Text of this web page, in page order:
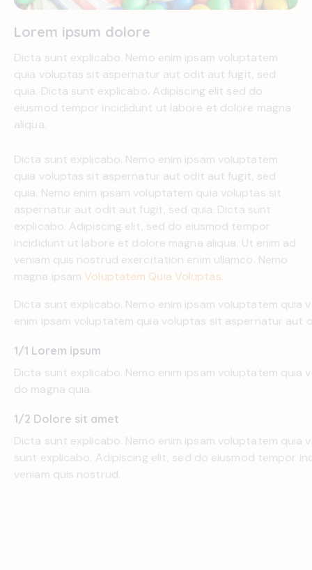
Lorem ipsum dolore
Dicta sunt explicabo. Nemo enim ipsam voluptatem
quia voluptas sit aspernatur aut odit aut fugit, sed
quia. Dicta sunt explicabo. Adipiscing elit sed do
eiusmod tempor incididunt ut labore et dolore magna
aliqua.
Dicta sunt explicabo. Nemo enim ipsam voluptatem
quia voluptas sit aspernatur aut odit aut fugit, sed
quia. Nemo enim ipsam voluptatem quia voluptas sit
aspernatur aut odit aut fugit, sed quia. Dicta sunt
explicabo. Adipiscing elit, sed do eiusmod tempor
incididunt ut labore et dolore magna aliqua. Ut enim ad
veniam quis nostrud exercitation enim ullamco. Nemo
magna ipsam Voluptatem Quia Voluptas.
Dicta sunt explicabo. Nemo enim ipsam voluptatem
enim ipsam voluptatem quia voluptas sit aspernatur aut
1/1 Lorem ipsum
Dicta sunt explicabo. Nemo enim ipsam voluptatem
do magna quia.
1/2 Dolore sit amet
Dicta sunt explicabo. Nemo enim ipsam voluptatem
sunt explicabo. Adipiscing elit, sed do eiusmod tempor
veniam quis nostrud.